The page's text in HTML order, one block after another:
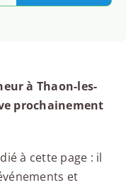
à Thaon-les-
prochainement
à cette page : il
et